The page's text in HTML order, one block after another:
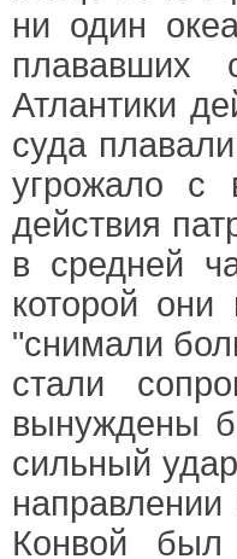
ни один
плававших
Атлантики
суда
угрожало с
действия
в средней
которой
"снимали
стали
вынуждены
сильный
Конвой был